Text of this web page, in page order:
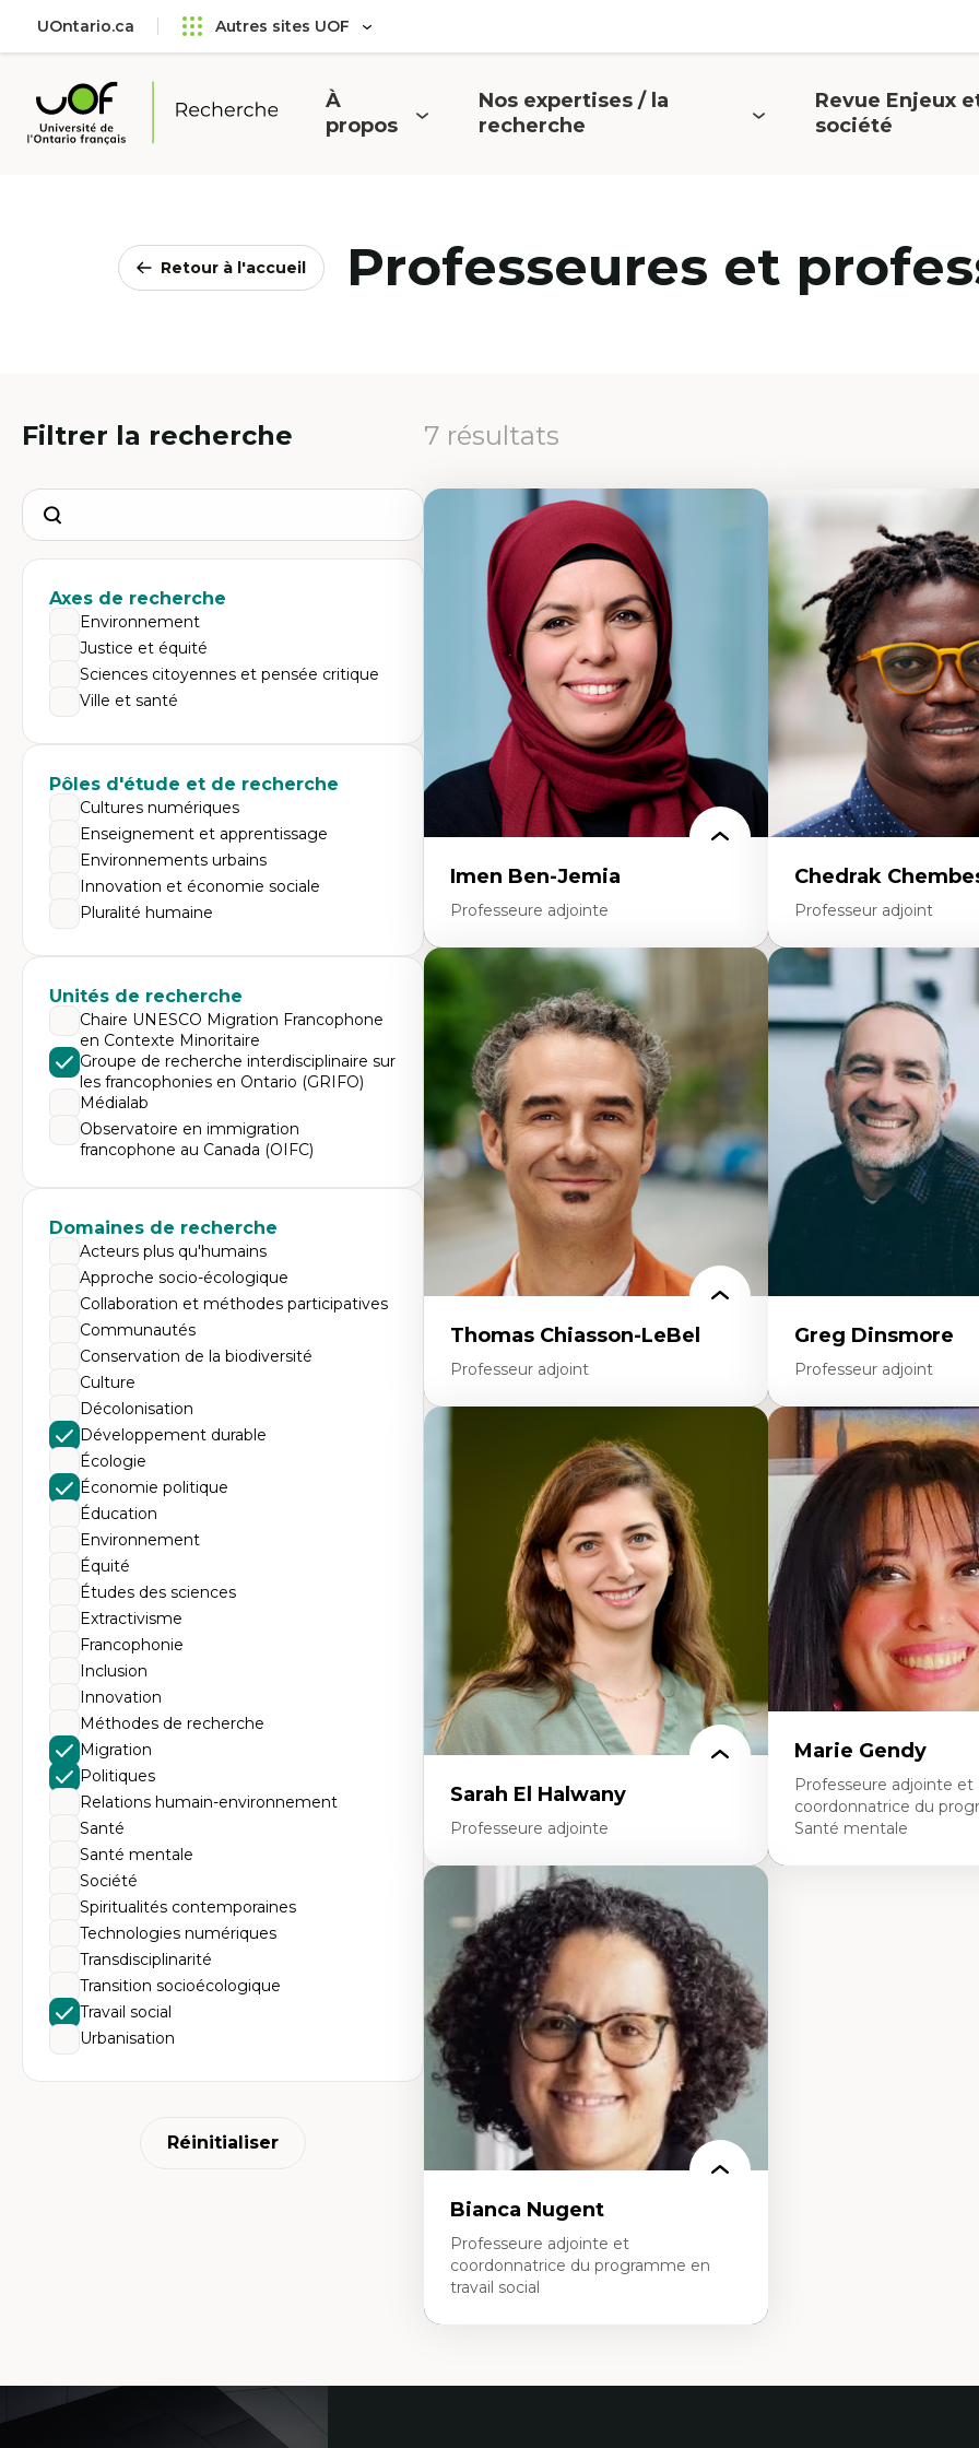
principal
UOntario.ca Autres sites UOF
Université
Ouvrir
À
propos
Ouvrir
Nos expertises / la
recherche
Ouvrir
Revue Enjeux
société
Retour à l'accueil Professeures et
Filtrer la recherche
Search
Axes de recherche
Environnement
Justice et équité
Sciences citoyennes et pensée critique
Ville et santé
Pôles d'étude et de recherche
Cultures numériques
Enseignement et apprentissage
Environnements urbains
Innovation et économie sociale
Pluralité humaine
Unités de recherche
Chaire UNESCO Migration Francophone
en Contexte Minoritaire
Groupe de recherche interdisciplinaire sur
les francophonies en Ontario (GRIFO)
Médialab
Observatoire en immigration
francophone au Canada (OIFC)
Domaines de recherche
Acteurs plus qu'humains
Approche socio-écologique
Collaboration et méthodes participatives
Communautés
Conservation de la biodiversité
Culture
Décolonisation
Développement durable
Écologie
Économie politique
Éducation
Environnement
Équité
Études des sciences
Extractivisme
Francophonie
Inclusion
Innovation
Méthodes de recherche
Migration
Politiques
Relations humain-environnement
Santé
Santé mentale
Société
Spiritualités contemporaines
Technologies numériques
Transdisciplinarité
Transition socioécologique
Travail social
Urbanisation
Réinitialiser
7 résultats
Imen Ben-Jemia
Professeure adjointe
Discours sur la ville et représentations
Mosquées, formes et usages au Canada
Reconnaissance et représentations des
communautés immigrantes dans l'espace
urbain
Design architectural et urbain
Patrimoine et patrimonialisation
Études postcoloniales et décolonisation des
savoirs
Chedrak
Professeur adjoint
Expertises
Économie circulaire
Modèles d’affaires
Histoire des faits
Gestion durable des
Écologie industrielle
Aménagement durable
Développement régional
Coopératives
Télétravail en milieu
Transition socio-
Thomas Chiasson-LeBel
Professeur adjoint
Théories du développement
Économie politique comparée
Élites économiques
Sociologie économique
Extractivisme
Classes sociales
Mouvements sociaux
Théories de l’État
Greg Dinsmore
Professeur adjoint
Expertises
Fragmentation des
Analyse multi-plateforme
médiatiques
Analyse des
travers les données
Recherche quantitative
les auditoires médiatiques
Épistémologie des
numérique et l’IA
Théorie des droits de la
La pensée politique
La pensée politique à
Justice internationale et
internationales
Sarah El Halwany
Professeure adjointe
Expertises
Les apports pédagogiques des théories de
l'affect, du posthumanisme, du féminisme
dans l'éducation aux sciences
L'apprentissage des sciences/STIM dans une
perspective socioécologique de care
L’insertion professionnelle des
enseignant.e.s
Marie Gendy
Professeure adjointe et
coordonnatrice du
Santé mentale
Bianca Nugent
Professeure adjointe et
coordonnatrice du programme en
travail social
Travail social, action et justice sociale
Coordonnées